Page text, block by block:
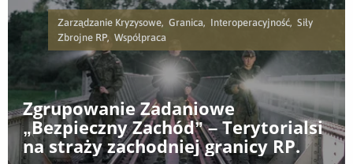
Zarządzanie Kryzysowe, Granica, Interoperacyjność, Siły
Zbrojne RP, Współpraca
Zgrupowanie Zadaniowe
„Bezpieczny Zachód” – Terytorialsi
na straży zachodniej granicy RP.